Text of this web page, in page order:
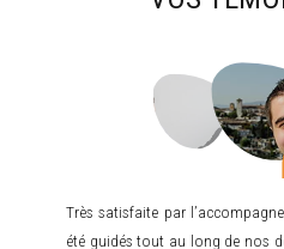
Très satisfaite par
été guidés tout au long de nos